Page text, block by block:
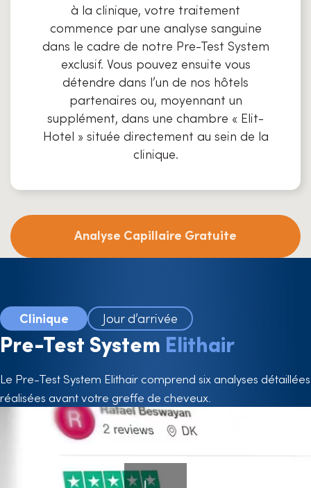
à la clinique, votre traitement
commence par une analyse sanguine
dans le cadre de notre Pre-Test System
exclusif. Vous pouvez ensuite vous
détendre dans l’un de nos hôtels
partenaires ou, moyennant un
supplément, dans une chambre « Elit-
Hotel » située directement au sein de la
clinique.
Analyse Capillaire Gratuite
Clinique Jour d’arrivée
Pre-Test System Elithair
Le Pre-Test System Elithair comprend six analyses détaillées
réalisées avant votre greffe de cheveux.